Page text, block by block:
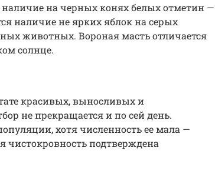
на черных конях белых отметин —
наличие не ярких яблок на серых
животных. Вороная масть отличается
солнце.
красивых, выносливых и
не прекращается и по сей день.
хотя численность ее мала —
чистокровность подтверждена